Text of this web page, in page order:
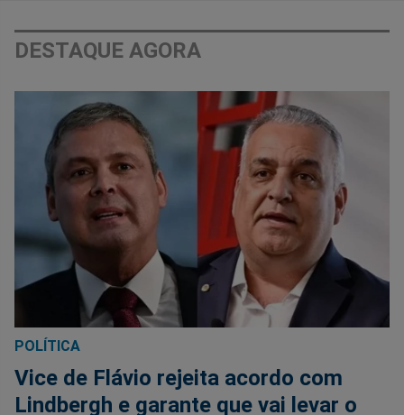
DESTAQUE AGORA
POLÍTICA
Vice de Flávio rejeita acordo com
Lindbergh e garante que vai levar o